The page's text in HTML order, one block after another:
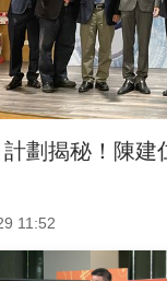
劃揭秘！陳建
11:52